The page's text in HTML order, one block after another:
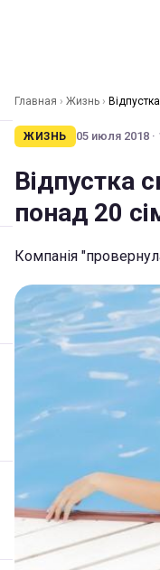
Главная › Жизнь ›
ЖИЗНЬ 05 июля 2018 ·
Відпустка
понад 20
Компанія